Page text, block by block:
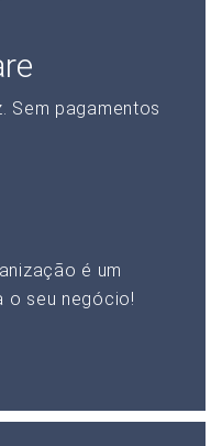
Sem pagamentos
é um
o seu negócio!